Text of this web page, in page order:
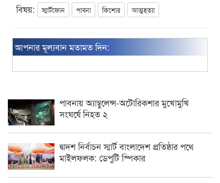
বিষয়: স্মার্টফোন পাবনা কিশোর আত্মহত্যা
আপনার মূল্যবান মতামত দিন:
পাবনায় অ্যাম্বুলেন্স-অটোরিকশার মুখোমুখি
সংঘর্ষে নিহত ২
দ্বাদশ নির্বাচন স্মার্ট বাংলাদেশ প্রতিষ্ঠার পথে
মাইলফলক: ডেপুটি স্পিকার